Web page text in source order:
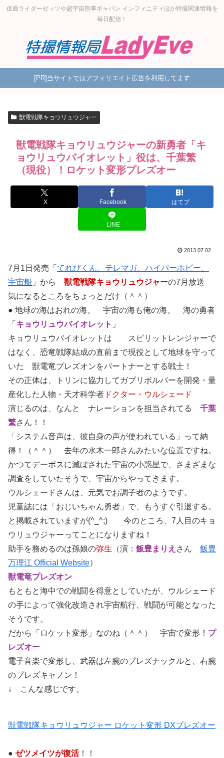
仮面ライダーゼッツや超宇宙刑事ギャバン インフィニティほか特撮関連情報を
毎日配信！
[PR]当サイトではアフィリエイト広告を利用してます
獣電戦隊キョウリュウジャー
獣電戦隊キョウリュウジャーの新勇者「キ
ョウリュウバイオレット」役は、千葉繁
（現役）！ロケット変形プレズオー
X Facebook はてブ
LINE
2013.07.02
7月1日発売「 てれびくん、テレマガ、ハイパーホビー、
宇宙船 」から 獣電戦隊キョウリュウジャーの7月放送
気になるところをちょっとだけ（＾＾）
● 地球の海はおれの海。 宇宙の海も俺の海。 海の勇者
「 キョウリュウバイオレット 」
キョウリュウバイオレットは スピリットレンジャーで
はなく、恐竜戦隊結成の直前まで現役として地球を守って
いた 獣電竜プレズオンをパートナーとする戦士！
その正体は、トリンに協力してガブリボルバーを開発・量
産化した人物・天才科学者 ドクター・ウルシェード
演じるのは、なんと ナレーションを担当されてる 千葉
繁さん！！
「システム音声は、彼自身の声が使われている」って納
得！（＾＾） 去年の水木一郎さんみたいな位置ですね。
かつてデーボスに滅ぼされた宇宙の小惑星で、さまざまな
調査をしていたそうで、宇宙からやってきます。
ウルシェードさんは、元気でお調子者のようです。
児童誌には「おじいちゃん勇者」で、もうすぐ引退する。
と掲載されていますが(^_^;) 今のところ、7人目のキョ
ウリュウジャーってことになりますね！
助手を務めるのは孫娘の弥生 （演： 飯豊まりえ さん 飯豊
万理江 Official Website）
獣電竜プレズオン
もともと海中での戦闘を得意としていたが、ウルシェード
の手によって強化改造され宇宙航行、戦闘が可能となった
そうです。
だから「ロケット変形」なのね（＾＾） 宇宙で変形！ プ
レズオー
電子音楽で変形し、武器は左腕のプレズナックルと、右腕
のプレズキャノン！
↓ こんな感じです。
獣電戦隊キョウリュウジャー ロケット変形 DXプレズオー
● ゼツメイツが復活！！